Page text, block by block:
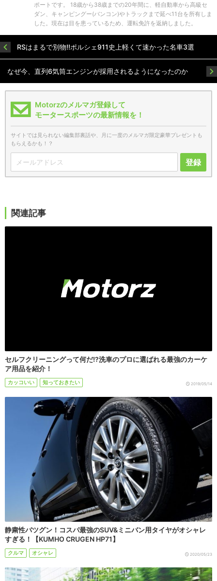
ポートです。 18歳から38歳までの20年間に、軽自動車から高級セ
ダン、キャンピングー(バンコン)やトラックまで延べ11台を所有しま
した。現在は目を患っているため、運転免許を返納しました。
RSはまるで別物!!ポルシェ911史上軽くて速かった名車3選
なぜ今、直列6気筒エンジンが採用されるようになったのか
Motorzのメルマガ登録して
モータースポーツの最新情報を！
サイトでは見られない編集部裏話や、月に一度のメルマガ限定豪華プレゼントも
もらえるかも！？
登録
関連記事
セルフクリーニングって何だ!?洗車のプロに選ばれる最強のカーケ
ア用品を紹介！
カッコいい 知っておきたい 2019/05/14
静粛性バツグン！コスパ最強のSUV&ミニバン用タイヤがオシャレ
すぎる！【KUMHO CRUGEN HP71】
クルマ オシャレ 2020/05/23